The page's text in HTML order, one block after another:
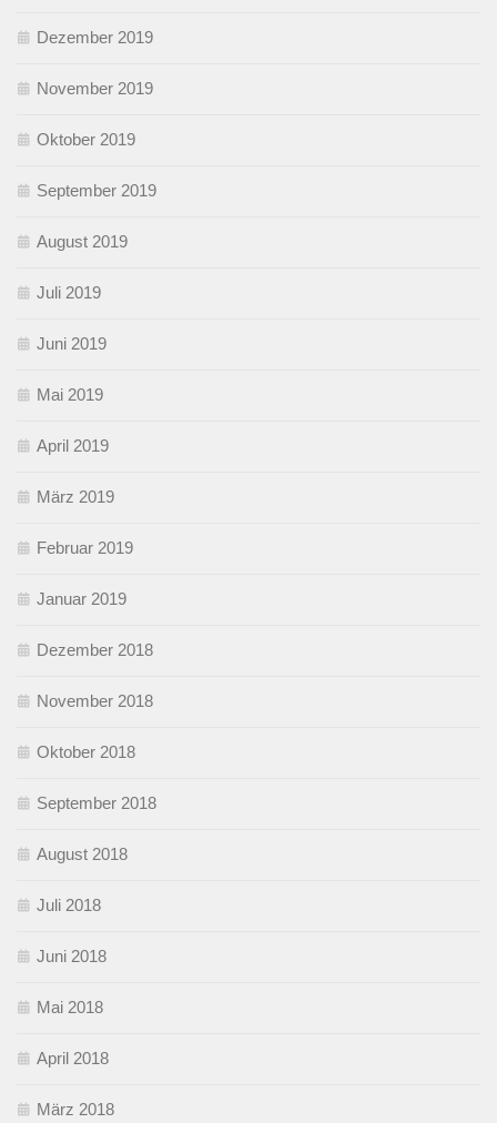
Dezember 2019
November 2019
Oktober 2019
September 2019
August 2019
Juli 2019
Juni 2019
Mai 2019
April 2019
März 2019
Februar 2019
Januar 2019
Dezember 2018
November 2018
Oktober 2018
September 2018
August 2018
Juli 2018
Juni 2018
Mai 2018
April 2018
März 2018